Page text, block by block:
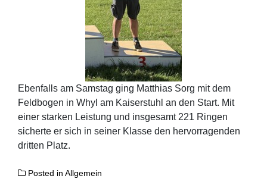
Ebenfalls am Samstag ging Matthias Sorg mit dem
Feldbogen in Whyl am Kaiserstuhl an den Start. Mit
einer starken Leistung und insgesamt 221 Ringen
sicherte er sich in seiner Klasse den hervorragenden
dritten Platz.
Posted in Allgemein